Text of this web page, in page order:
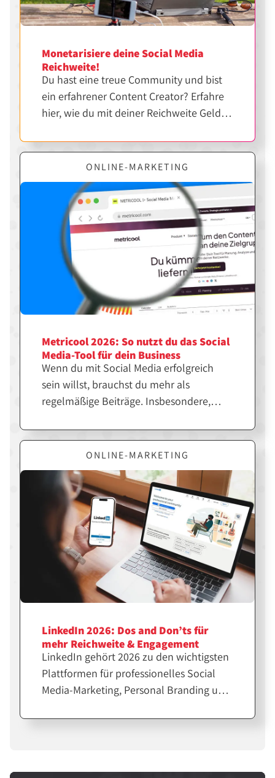
Monetarisiere deine Social Media
Reichweite!
Du hast eine treue Community und bist
ein erfahrener Content Creator? Erfahre
hier, wie du mit deiner Reichweite Geld
ONLINE-MARKETING
Metricool 2026: So nutzt du das Social
Media-Tool für dein Business
Wenn du mit Social Media erfolgreich
sein willst, brauchst du mehr als
regelmäßige Beiträge. Insbesondere,
gleichzeitig bespielst, benötigst du eine
durchdachte Strategie, gute Analysen
und effiziente Workflows. Genau hier
setzt Metricool⁠ an.
ONLINE-MARKETING
LinkedIn 2026: Dos and Don’ts für
mehr Reichweite & Engagement
LinkedIn gehört 2026 zu den wichtigsten
Plattformen für professionelles Social
Media-Marketing, Personal Branding und
werden möchte, braucht heute mehr als
Algorithmus knacken kannst.